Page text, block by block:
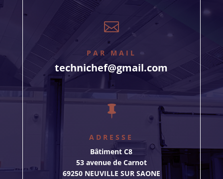

PAR MAIL
technichef@gmail.com

ADRESSE
Bâtiment C8
53 avenue de Carnot
69250 NEUVILLE SUR SAONE